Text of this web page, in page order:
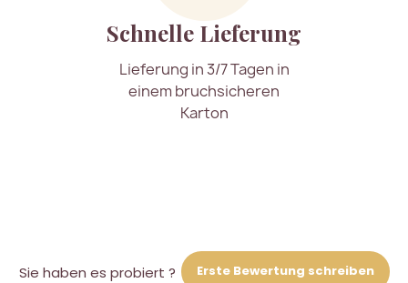
Schnelle Lieferung
Lieferung in 3/7 Tagen in
einem bruchsicheren
Karton
Sie haben es probiert ? Erste Bewertung schreiben